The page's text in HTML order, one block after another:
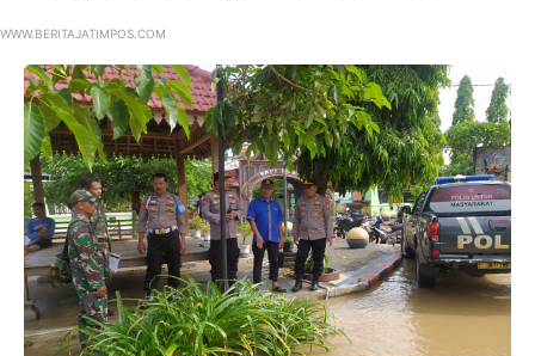
WWW.BERITAJATIMPOS.COM